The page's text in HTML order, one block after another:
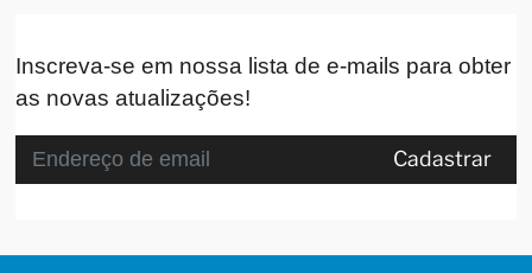
Inscreva-se em nossa lista de e-mails para obter
as novas atualizações!
Cadastrar